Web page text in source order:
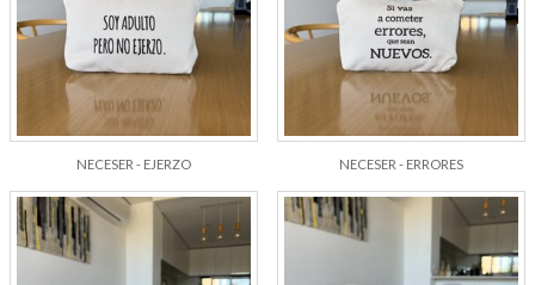
NECESER - EJERZO NECESER - ERRORES